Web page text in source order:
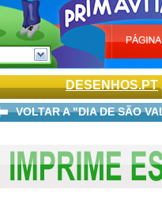
DESENHOS.PT
VOLTAR A "DIA DE SÃO